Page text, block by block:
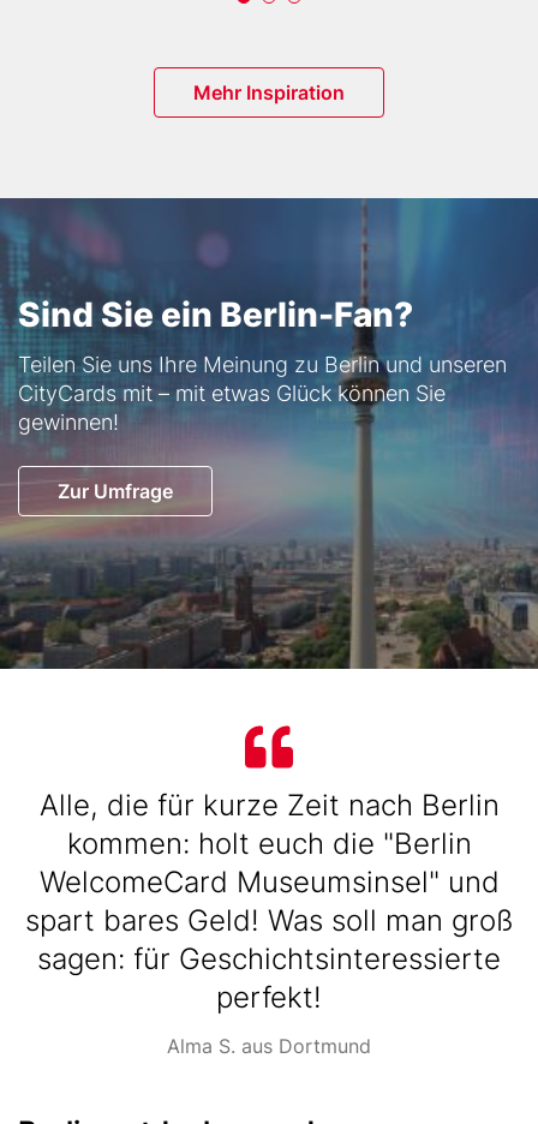
Mehr Inspiration
Sind Sie ein Berlin-Fan?
Text
Teilen Sie uns Ihre Meinung zu Berlin und unseren
CityCards mit – mit etwas Glück können Sie
gewinnen!
ButtonZur Umfrage
Text
Alle, die für kurze Zeit nach Berlin
kommen: holt euch die "Berlin
WelcomeCard Museumsinsel" und
spart bares Geld! Was soll man groß
sagen: für Geschichtsinteressierte
perfekt!
Alma S. aus Dortmund